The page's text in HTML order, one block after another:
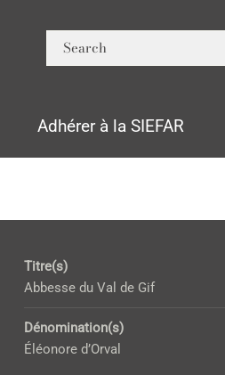
Adhérer à la SIEFAR
Titre(s)
Abbesse du Val de Gif
Dénomination(s)
Éléonore d’Orval